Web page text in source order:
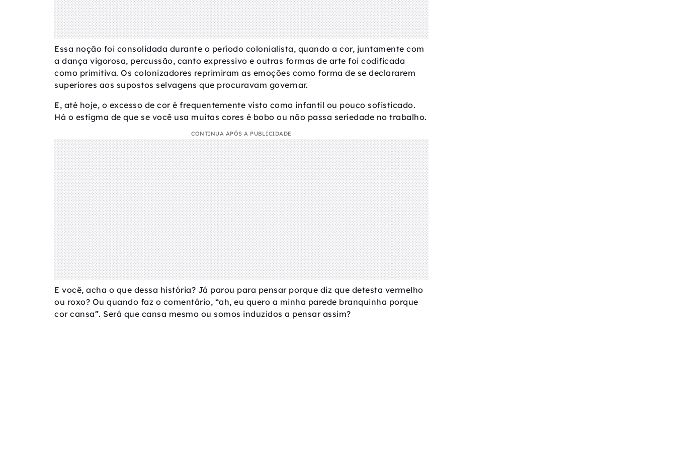
Essa noção foi consolidada durante o período colonialista, quando a cor, juntamente com
a dança vigorosa, percussão, canto expressivo e outras formas de arte foi codificada
como primitiva. Os colonizadores reprimiram as emoções como forma de se declararem
superiores aos supostos selvagens que procuravam governar.
E, até hoje, o excesso de cor é frequentemente visto como infantil ou pouco sofisticado.
Há o estigma de que se você usa muitas cores é bobo ou não passa seriedade no trabalho.
CONTINUA APÓS A PUBLICIDADE
E você, acha o que dessa história? Já parou para pensar porque diz que detesta vermelho
ou roxo? Ou quando faz o comentário, “ah, eu quero a minha parede branquinha porque
cor cansa”. Será que cansa mesmo ou somos induzidos a pensar assim?